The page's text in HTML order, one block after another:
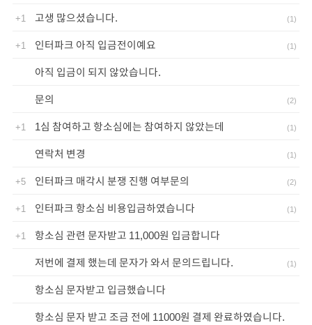
+1 고생 많으셨습니다. (1)
+1 인터파크 아직 입금전이예요 (1)
아직 입금이 되지 않았습니다.
문의
(2)
+1 1심 참여하고 항소심에는 참여하지 않았는데 (1)
연락처 변경 (1)
+5 인터파크 매각시 분쟁 진행 여부문의 (2)
+1 인터파크 항소심 비용입금하였습니다 (1)
+1
항소심 관련 문자받고 11,000원 입금합니다
저번에 결제 했는데 문자가 와서 문의드립니다.
(1)
항소심 문자받고 입금했습니다
항소심 문자 받고 조금 전에 11000원 결제 완료하였습니다.